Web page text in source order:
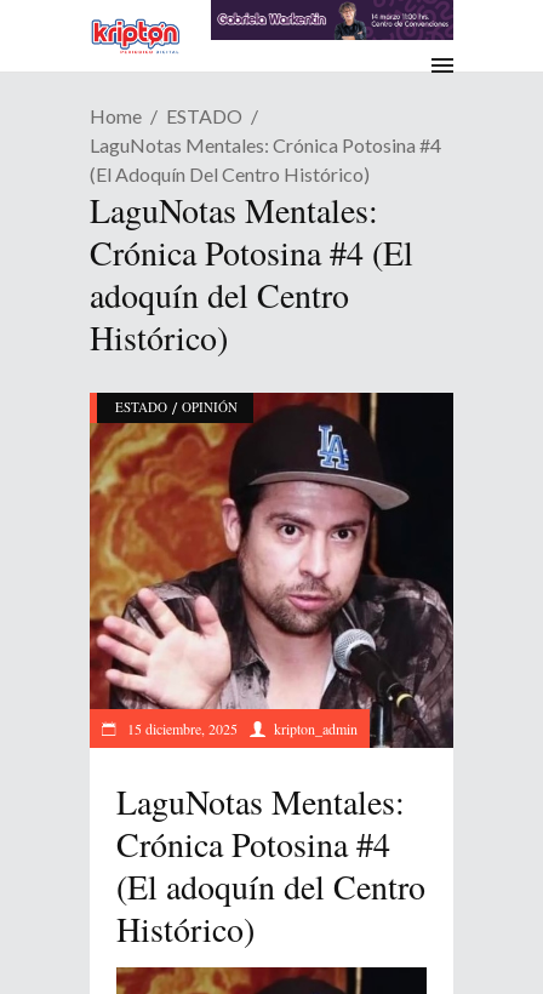
Home
ESTADO
LaguNotas Mentales: Crónica Potosina #4
(El Adoquín Del Centro Histórico)
LaguNotas Mentales:
Crónica Potosina #4 (El
adoquín del Centro
Histórico)
ESTADO / OPINIÓN
15 diciembre, 2025 kripton_admin
LaguNotas Mentales:
Crónica Potosina #4
(El adoquín del Centro
Histórico)